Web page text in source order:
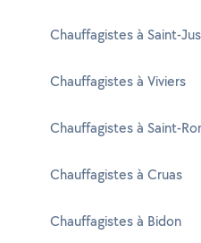
Chauffagistes à Saint-
Chauffagistes à Viviers
Chauffagistes à Saint-
Chauffagistes à Cruas
Chauffagistes à Bidon